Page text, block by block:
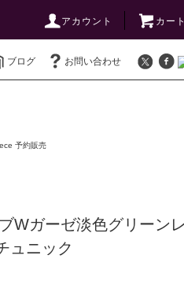
アカウント カー
ブログ お問い合わせ
予約販売
Wガーゼ淡色グリーン
ュニック